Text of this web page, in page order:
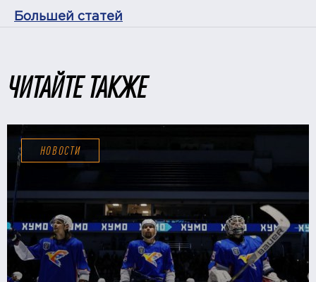
Большей статей
ЧИТАЙТЕ ТАКЖЕ
НОВОСТИ